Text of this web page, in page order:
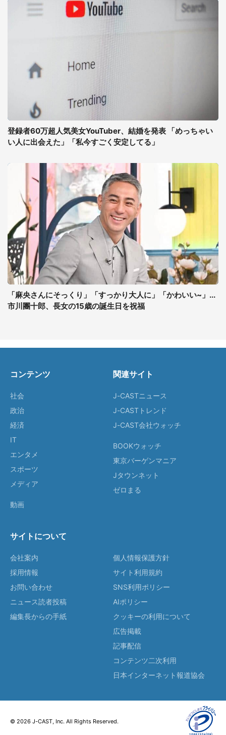
登録者60万超人気美女YouTuber、結婚を発表 「めっちゃい
い人に出会えた」「私今すごく安定してる」
「麻央さんにそっくり」「すっかり大人に」「かわいい~」...
市川團十郎、長女の15歳の誕生日を祝福
コンテンツ
社会
政治
経済
IT
エンタメ
スポーツ
メディア
動画
関連サイト
J-CASTニュース
J-CASTトレンド
J-CAST会社ウォッチ
BOOKウォッチ
東京バーゲンマニア
Jタウンネット
ゼロまる
サイトについて
会社案内
採用情報
お問い合わせ
ニュース読者投稿
編集長からの手紙
個人情報保護方針
サイト利用規約
SNS利用ポリシー
AIポリシー
クッキーの利用について
広告掲載
記事配信
コンテンツ二次利用
日本インターネット報道協会
© 2026 J-CAST, Inc. All Rights Reserved.